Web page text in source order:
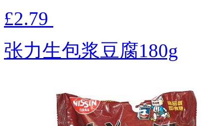
£2.79
张力生包浆豆腐180g